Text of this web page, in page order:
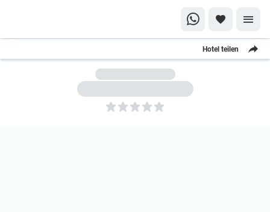
Hotel teilen
5